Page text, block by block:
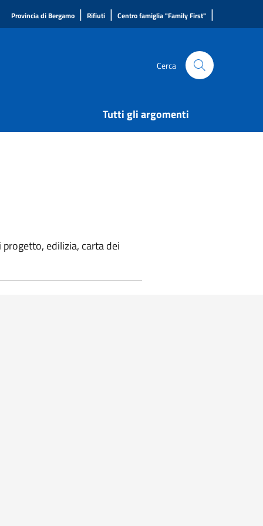
Provincia di Bergamo | Rifiuti | Centro famiglia "Family First" |
Cerca
Tutti gli argomenti
edilizia, carta dei